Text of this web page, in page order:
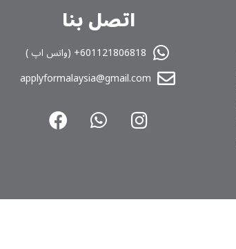
اتصل بنا
601121806818+ (واتس اپ )
applyformalaysia@gmail.com